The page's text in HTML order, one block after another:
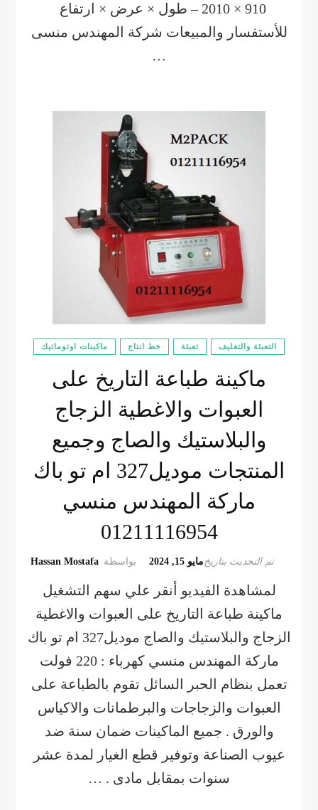
910 × 2010 – طول × عرض × ارتفاع
للأستفسار والمبيعات شركة المهندس منسى
…
التعبئة والتغليف تعبئة خط انتاج ماكينات اوتوماتيك
ماكينة طباعة التاريخ على
العبوات والاغطية الزجاج
والبلاستيك والصاج وجميع
المنتجات موديل327 ام تو باك
ماركة المهندس منسي
01211116954
بواسطة Hassan Mostafa تم التحديث بتاريخمايو 15, 2024
لمشاهدة الفيديو أنقر علي سهم التشغيل
ماكينة طباعة التاريخ على العبوات والاغطية
الزجاج والبلاستيك والصاج موديل327 ام تو باك
ماركة المهندس منسي كهرباء : 220 فولت
تعمل بنظام الحبر السائل تقوم بالطباعة على
العبوات والزجاجات والبرطمانات والاكياس
والورق . جميع الماكينات ضمان سنة ضد
عيوب الصناعة وتوفير قطع الغيار لمدة عشر
سنوات بمقابل مادى . …